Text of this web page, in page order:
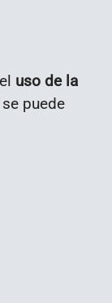
uso de la
se puede